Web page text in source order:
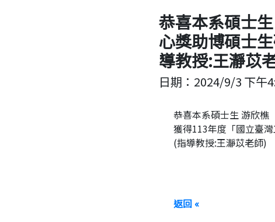
恭喜本系碩士
心獎助博碩士
導教授:王瀞苡
日期： 2024/9/3 下午
恭喜本系碩士生 游欣樵
獲得113年度「國立臺
(指導教授:王瀞苡老師)
返回 «